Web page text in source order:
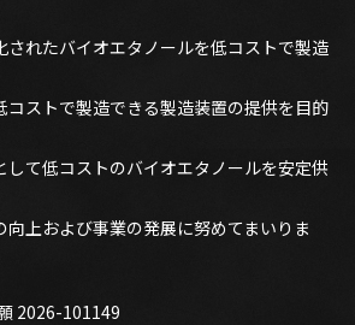
されたバイオエタノールを低コストで製造
コストで製造できる製造装置の提供を目的
して低コストのバイオエタノールを安定供
向上および事業の発展に努めてまいりま
2026-101149